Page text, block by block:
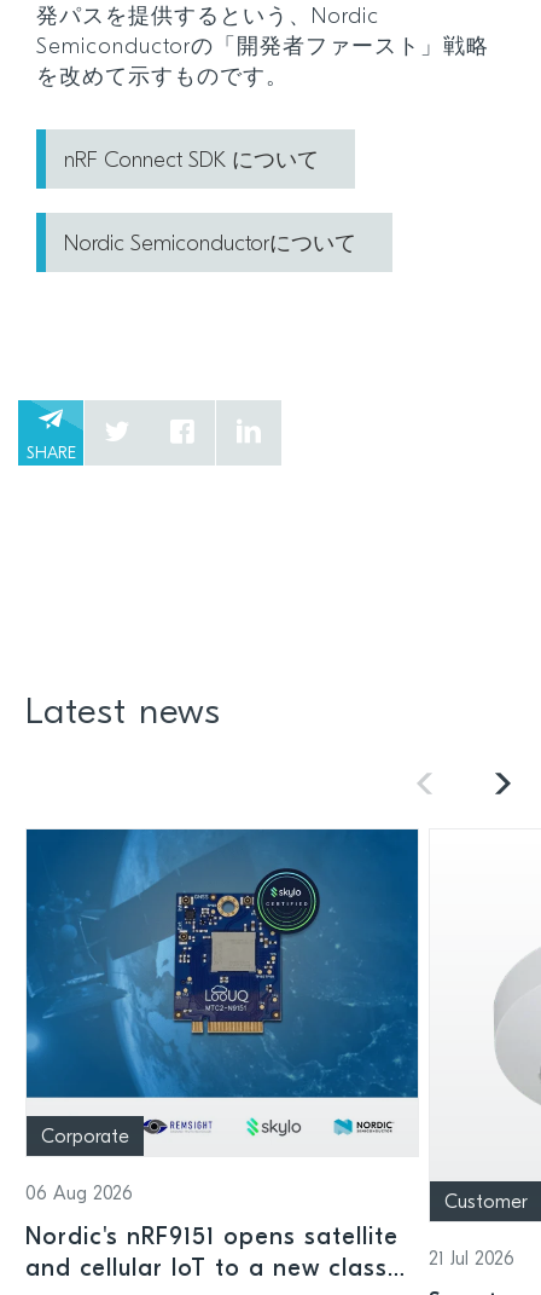
発パスを提供するという、Nordic
Semiconductorの「開発者ファースト」戦略
を改めて示すものです。
nRF Connect SDK について
Nordic Semiconductorについて
SHARE
Latest news
Corporate
06 Aug 2026
Nordic's nRF9151 opens satellite
and cellular IoT to a new class
Customer
21 Jul 2026